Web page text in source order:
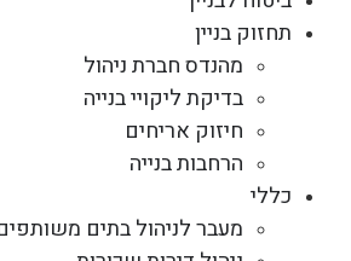
תחזוק בניין
מהנדס חברת ניהול
בדיקת ליקויי בנייה
חיזוק אריחים
הרחבות בנייה
כללי
מעבר לניהול בתים משותפים